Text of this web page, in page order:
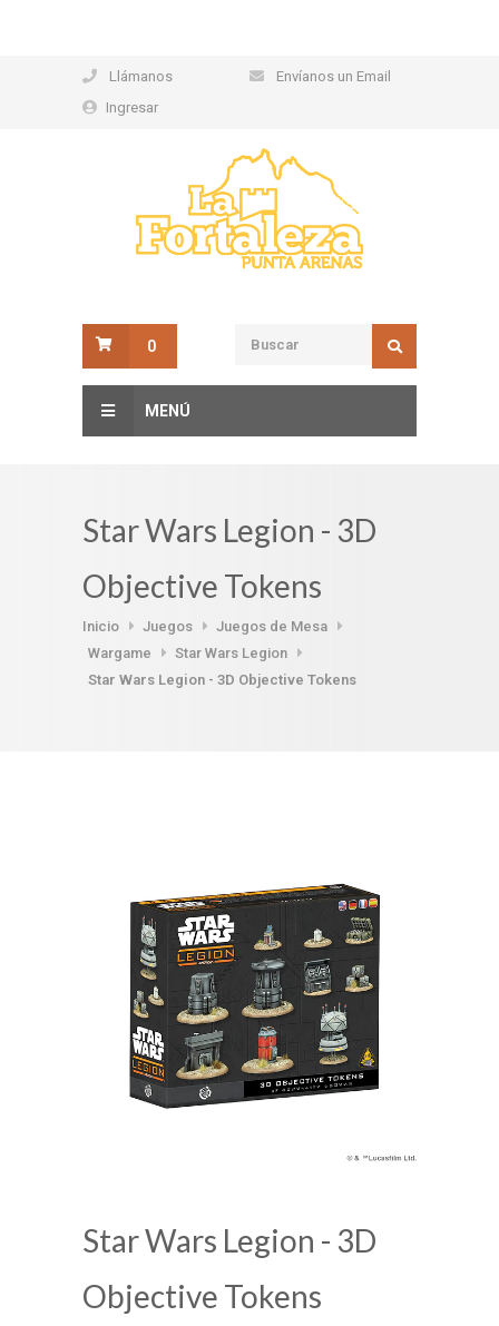
Llámanos
Envíanos un Email
Ingresar
0
MENÚ
Star Wars Legion - 3D
Objective Tokens
Inicio Juegos
Juegos de Mesa
Wargame
Star Wars Legion
Star Wars Legion - 3D Objective Tokens
Star Wars Legion - 3D
Objective Tokens